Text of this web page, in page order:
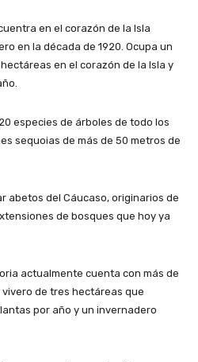
en el corazón de la Isla
en la década de 1920. Ocupa un
en el corazón de la Isla y
especies de árboles de todo los
sequoias de más de 50 metros de
abetos del Cáucaso, originarios de
de bosques que hoy ya
actualmente cuenta con más de
de tres hectáreas que
por año y un invernadero